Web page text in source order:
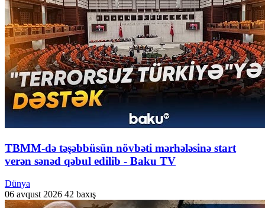
TBMM-də təşəbbüsün növbəti mərhələsinə start
verən sənəd qəbul edilib - Baku TV
Dünya
06 avqust 2026 42 baxış